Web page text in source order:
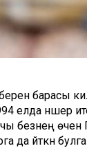
барасы
елда нәшер
өчен
әйткән